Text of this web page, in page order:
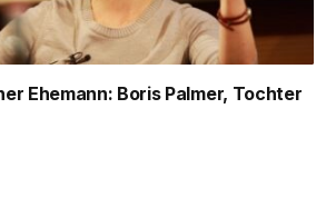
Ehemann: Boris Palmer, Tochter